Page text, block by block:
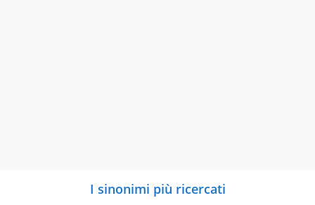
I sinonimi più ricercati